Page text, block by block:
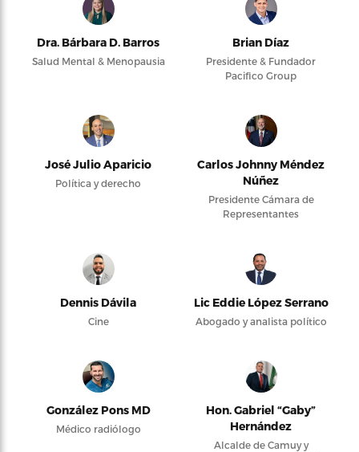
Dra. Bárbara D. Barros
Salud Mental & Menopausia
Brian Díaz
Presidente & Fundador
Pacifico Group
José Julio Aparicio
Política y derecho
Carlos Johnny Méndez
Núñez
Presidente Cámara de
Representantes
Dennis Dávila
Cine
Lic Eddie López Serrano
Abogado y analista político
González Pons MD
Médico radiólogo
Hon. Gabriel “Gaby”
Hernández
Alcalde de Camuy y